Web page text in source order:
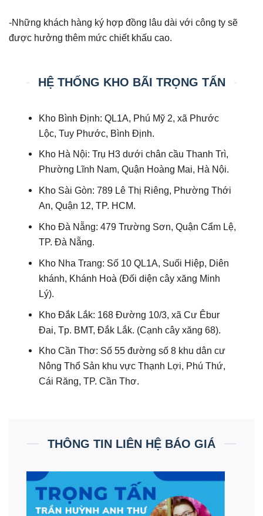
-Những khách hàng ký hợp đồng lâu dài với công ty sẽ
được hưởng thêm mức chiết khấu cao.
HỆ THỐNG KHO BÃI TRỌNG TẤN
Kho Bình Định: QL1A, Phú Mỹ 2, xã Phước
Lộc, Tuy Phước, Bình Định.
Kho Hà Nội: Trụ H3 dưới chân cầu Thanh Trì,
Phường Lĩnh Nam, Quận Hoàng Mai, Hà Nội.
Kho Sài Gòn: 789 Lê Thị Riêng, Phường Thới
An, Quận 12, TP. HCM.
Kho Đà Nẵng: 479 Trường Sơn, Quận Cẩm Lệ,
TP. Đà Nẵng.
Kho Nha Trang: Số 10 QL1A, Suối Hiệp, Diên
khánh, Khánh Hoà (Đối diện cây xăng Minh
Lý).
Kho Đắk Lắk: 168 Đường 10/3, xã Cư Êbur
Đai, Tp. BMT, Đắk Lắk. (Cạnh cây xăng 68).
Kho Cần Thơ: Số 55 đường số 8 khu dân cư
Nông Thổ Sản khu vực Thạnh Lợi, Phú Thứ,
Cái Răng, TP. Cần Thơ.
THÔNG TIN LIÊN HỆ BÁO GIÁ